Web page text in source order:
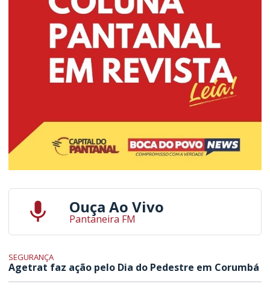
Ouça Ao Vivo
Pantaneira FM
SEGURANÇA
Agetrat faz ação pelo Dia do Pedestre em Corumbá